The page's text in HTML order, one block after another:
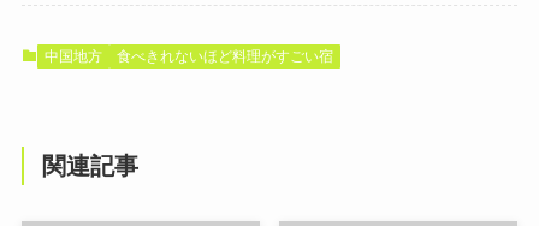
中国地方 食べきれないほど料理がすごい宿
関連記事